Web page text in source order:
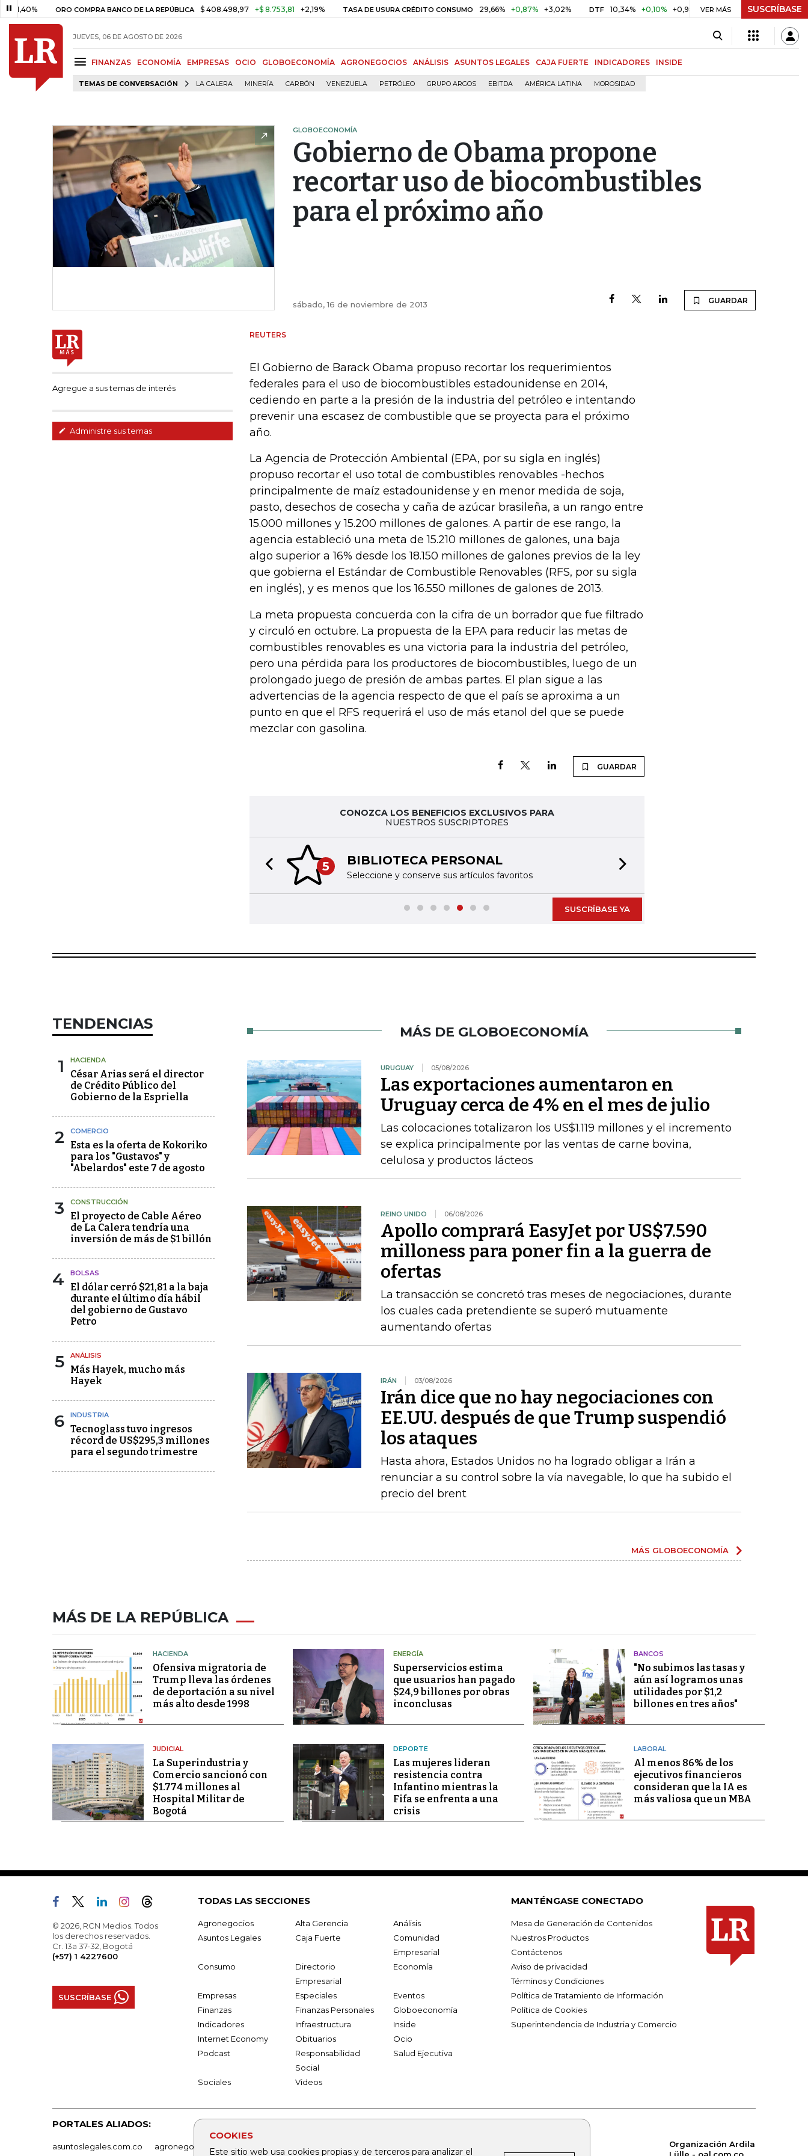
ORO COMPRA BANCO DE LA REPÚBLICA $ 408.498,97 +$ 8.753,81 +2,19% TASA DE USURA CRÉDITO CONSUMO 29,66% +0,87% +3,02% DTF 10,34% +0,10% +0,98% UVR $ 416,86 +$ 0,05 +0,01%
VER MÁS SUSCRÍBASE
JUEVES, 06 DE AGOSTO DE 2026
FINANZAS ECONOMÍA EMPRESAS OCIO GLOBOECONOMÍA AGRONEGOCIOS ANÁLISIS ASUNTOS LEGALES CAJA FUERTE INDICADORES INSIDE
TEMAS DE CONVERSACIÓN LA CALERA MINERÍA CARBÓN VENEZUELA PETRÓLEO GRUPO ARGOS EBITDA AMÉRICA LATINA MOROSIDAD
COOKIES
Este sitio web usa cookies propias y de terceros para analizar el
GLOBOECONOMÍA
Gobierno de Obama propone
recortar uso de biocombustibles
para el próximo año
sábado, 16 de noviembre de 2013 GUARDAR
Agregue a sus temas de interés
Administre sus temas
REUTERS
El Gobierno de Barack Obama propuso recortar los requerimientos
federales para el uso de biocombustibles estadounidense en 2014,
cediendo en parte a la presión de la industria del petróleo e intentando
prevenir una escasez de combustible que se proyecta para el próximo
año.
La Agencia de Protección Ambiental (EPA, por su sigla en inglés)
propuso recortar el uso total de combustibles renovables -hechos
principalmente de maíz estadounidense y en menor medida de soja,
pasto, desechos de cosecha y caña de azúcar brasileña, a un rango entre
15.000 millones y 15.200 millones de galones. A partir de ese rango, la
agencia estableció una meta de 15.210 millones de galones, una baja
algo superior a 16% desde los 18.150 millones de galones previos de la ley
que gobierna el Estándar de Combustible Renovables (RFS, por su sigla
en inglés), y es menos que los 16.550 millones de galones de 2013.
La meta propuesta concuerda con la cifra de un borrador que fue filtrado
y circuló en octubre. La propuesta de la EPA para reducir las metas de
combustibles renovables es una victoria para la industria del petróleo,
pero una pérdida para los productores de biocombustibles, luego de un
prolongado juego de presión de ambas partes. El plan sigue a las
advertencias de la agencia respecto de que el país se aproxima a un
punto en que el RFS requerirá el uso de más etanol del que se puede
mezclar con gasolina.
GUARDAR
CONOZCA LOS BENEFICIOS EXCLUSIVOS PARA
NUESTROS SUSCRIPTORES
5 BIBLIOTECA PERSONAL
Seleccione y conserve sus artículos favoritos
Previous slide
SUSCRÍBASE YA
TENDENCIAS
1 HACIENDA
César Arias será el director
de Crédito Público del
Gobierno de la Espriella
2 COMERCIO
Esta es la oferta de Kokoriko
para los "Gustavos" y
"Abelardos" este 7 de agosto
3 CONSTRUCCIÓN
El proyecto de Cable Aéreo
de La Calera tendría una
inversión de más de $1 billón
4 BOLSAS
El dólar cerró $21,81 a la baja
durante el último día hábil
del gobierno de Gustavo
Petro
5 ANÁLISIS
Más Hayek, mucho más
Hayek
6 INDUSTRIA
Tecnoglass tuvo ingresos
récord de US$295,3 millones
para el segundo trimestre
MÁS DE GLOBOECONOMÍA
URUGUAY 05/08/2026
Las exportaciones aumentaron en
Uruguay cerca de 4% en el mes de julio
Las colocaciones totalizaron los US$1.119 millones y el incremento
se explica principalmente por las ventas de carne bovina,
celulosa y productos lácteos
REINO UNIDO 06/08/2026
Apollo comprará EasyJet por US$7.590
milloness para poner fin a la guerra de
ofertas
La transacción se concretó tras meses de negociaciones, durante
los cuales cada pretendiente se superó mutuamente
aumentando ofertas
IRÁN 03/08/2026
Irán dice que no hay negociaciones con
EE.UU. después de que Trump suspendió
los ataques
Hasta ahora, Estados Unidos no ha logrado obligar a Irán a
renunciar a su control sobre la vía navegable, lo que ha subido el
precio del brent
MÁS GLOBOECONOMÍA
MÁS DE LA REPÚBLICA
HACIENDA
Ofensiva migratoria de
Trump lleva las órdenes
de deportación a su nivel
más alto desde 1998
ENERGÍA
Superservicios estima
que usuarios han pagado
$24,9 billones por obras
inconclusas
BANCOS
"No subimos las tasas y
aún así logramos unas
utilidades por $1,2
billones en tres años"
JUDICIAL
La Superindustria y
Comercio sancionó con
$1.774 millones al
Hospital Militar de
Bogotá
DEPORTE
Las mujeres lideran
resistencia contra
Infantino mientras la
Fifa se enfrenta a una
crisis
LABORAL
Al menos 86% de los
ejecutivos financieros
consideran que la IA es
más valiosa que un MBA
© 2026, RCN Medios. Todos
los derechos reservados.
Cr. 13a 37-32, Bogotá
(+57) 1 4227600
SUSCRÍBASE
TODAS LAS SECCIONES
Agronegocios Alta Gerencia
Análisis
Asuntos Legales
Caja Fuerte
Comunidad
Empresarial
Consumo
Directorio
Empresarial
Economía
Empresas Especiales
Eventos
Finanzas
Finanzas Personales
Globoeconomía
Indicadores
Infraestructura
Inside
Internet Economy
Obituarios
Ocio
Podcast
Responsabilidad
Social
Salud Ejecutiva
Sociales Videos
MANTÉNGASE CONECTADO
Mesa de Generación de Contenidos
Nuestros Productos
Contáctenos
Aviso de privacidad
Términos y Condiciones
Política de Tratamiento de Información
Política de Cookies
Superintendencia de Industria y Comercio
PORTALES ALIADOS:
asuntoslegales.com.co agronegocios.co empresas.larepublica.co firmasdeabogados.com bolsaencolombia.com
Organización Ardila